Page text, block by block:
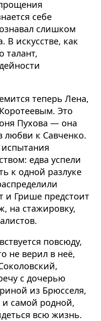
себе
слишком
В искусстве, как
талант,
теперь Лена,
Это
Пухова — она
любви к Савченко.
едва успели
к одной разлуке
и Грише предстоит
на стажировку,
повсюду,
не верил в неё,
с дочерью
из Брюсселя,
и самой родной,
всю жизнь.